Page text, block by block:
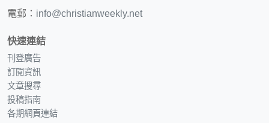
電郵： info@christianweekly.net
快速連結
刊登廣告
訂閱資訊
文章搜尋
投稿指南
各期網頁連結